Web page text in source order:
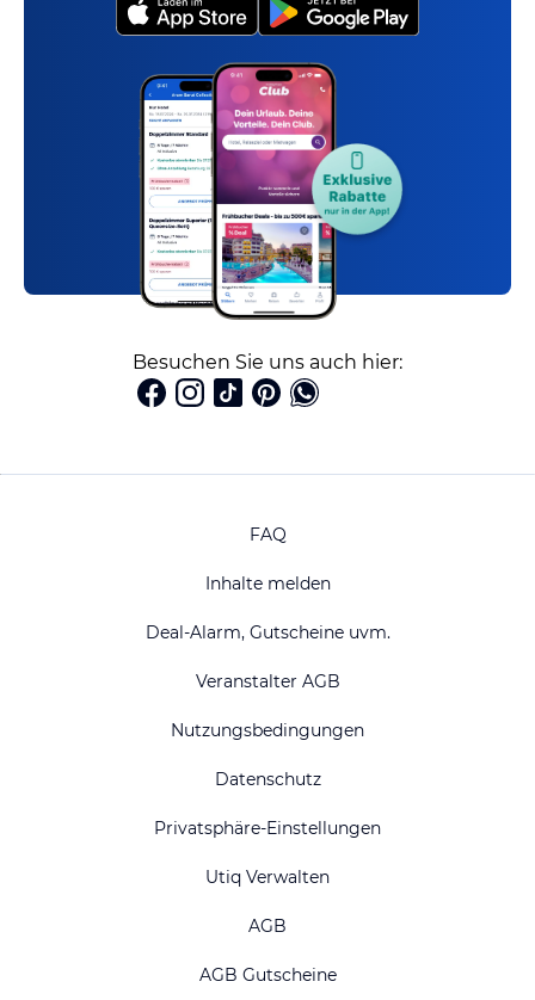
Besuchen Sie uns auch hier:
FAQ
Inhalte melden
Deal-Alarm, Gutscheine uvm.
Veranstalter AGB
Nutzungsbedingungen
Datenschutz
Privatsphäre-Einstellungen
Utiq Verwalten
AGB
AGB Gutscheine